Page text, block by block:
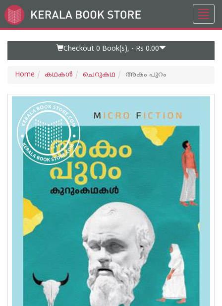
Go
to
Checkout 0 Book(s), - Rs 0.00
Home കഥകള്‍ ചെറുകഥ അകം പുറം